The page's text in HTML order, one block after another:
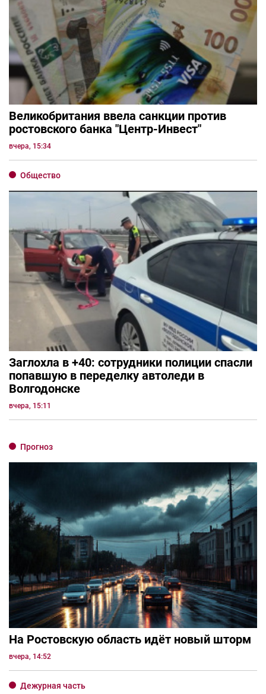
Великобритания ввела санкции против
ростовского банка "Центр-Инвест"
вчера, 15:34
Общество
Заглохла в +40: сотрудники полиции спасли
попавшую в переделку автоледи в
Волгодонске
вчера, 15:11
Прогноз
На Ростовскую область идёт новый шторм
вчера, 14:52
Дежурная часть